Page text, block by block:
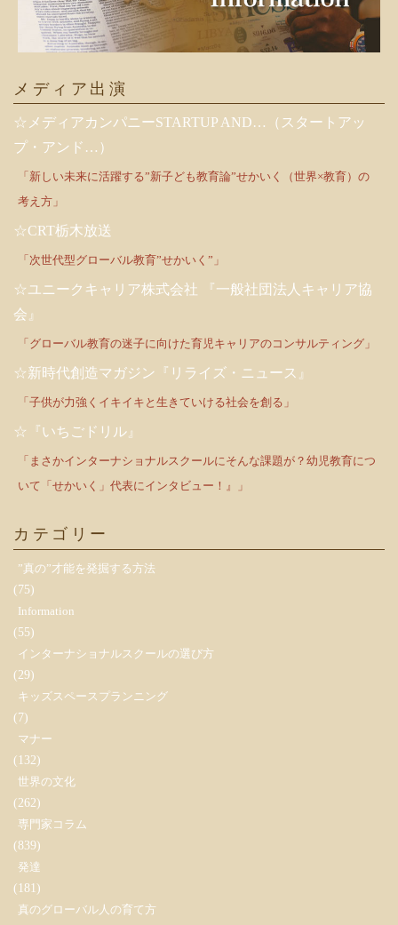
メディア出演
☆メディアカンパニーSTARTUP AND…（スタートアッ
プ・アンド…）
「新しい未来に活躍する”新子ども教育論”せかいく（世界×教育）の
考え方」
☆CRT栃木放送
「次世代型グローバル教育”せかいく”」
☆ユニークキャリア株式会社 『一般社団法人キャリア協
会』
「グローバル教育の迷子に向けた育児キャリアのコンサルティング」
☆新時代創造マガジン『リライズ・ニュース』
「子供が力強くイキイキと生きていける社会を創る」
☆『いちごドリル』
「まさかインターナショナルスクールにそんな課題が？幼児教育につ
いて「せかいく」代表にインタビュー！』」
カテゴリー
”真の”才能を発掘する方法
(75)
Information
(55)
インターナショナルスクールの選び方
(29)
キッズスペースプランニング
(7)
マナー
(132)
世界の文化
(262)
専門家コラム
(839)
発達
(181)
真のグローバル人の育て方